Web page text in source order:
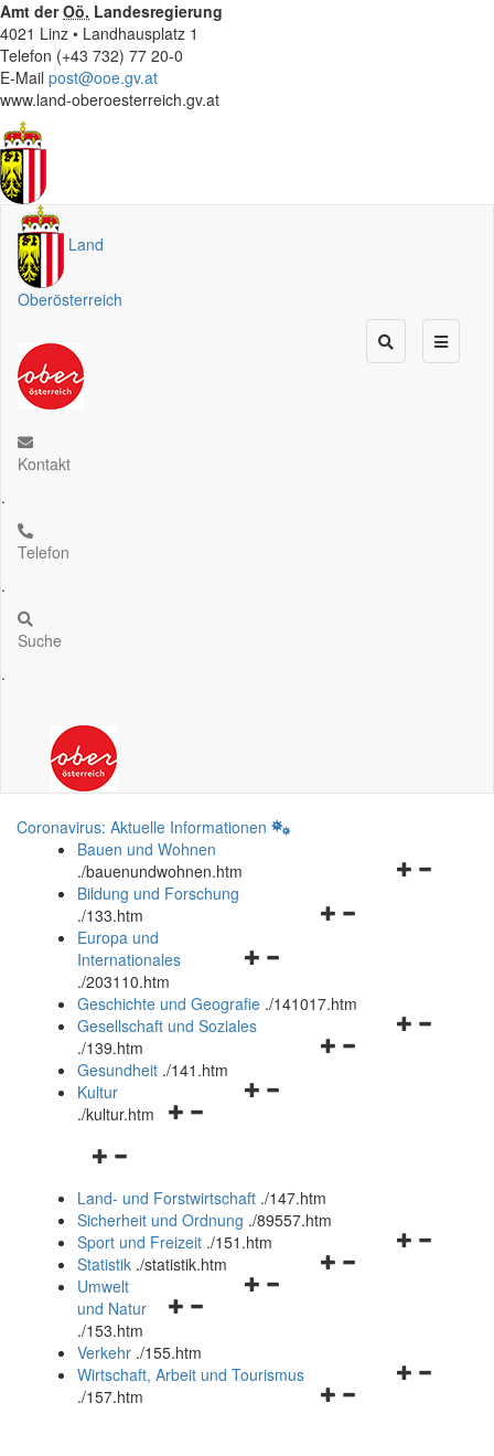
Amt derOö. Landesregierung
4021 Linz • Landhausplatz 1
Telefon (+43 732) 77 20-0
E-Mail post@ooe.gv.at
www.land-oberoesterreich.gv.at
Land
Oberösterreich
Kontakt
.
Telefon
.
Suche
.
Coronavirus: Aktuelle Informationen
Bauen und Wohnen
./bauenundwohnen.htm
Navigationsmenü
Bildung und Forschung
./133.htm
Navigationsmenü
und
schließen
Europa und
Internationales
./203110.htm
Geschichte und Geografie ./141017.htm
Navigationsmenü
Gesellschaft und Soziales
./139.htm
Navigationsmenü
Gesundheit ./141.htm
Navigationsmenü
Kultur
./kultur.htm
Navigationsmenü
und
schließen
Land- und Forstwirtschaft ./147.htm
Sicherheit und Ordnung ./89557.htm
Navigationsmenü
Sport und Freizeit ./151.htm
Navigationsmenü
Statistik ./statistik.htm
Navigationsmenü
und
schließen
Umwelt
und Natur
./153.htm
Verkehr ./155.htm
Navigationsmenü
Wirtschaft, Arbeit und Tourismus
./157.htm